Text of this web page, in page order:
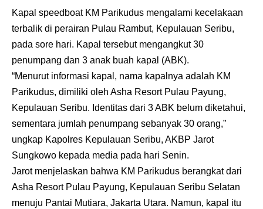
Kapal speedboat KM Parikudus mengalami kecelakaan
terbalik di perairan Pulau Rambut, Kepulauan Seribu,
pada sore hari. Kapal tersebut mengangkut 30
penumpang dan 3 anak buah kapal (ABK).
“Menurut informasi kapal, nama kapalnya adalah KM
Parikudus, dimiliki oleh Asha Resort Pulau Payung,
Kepulauan Seribu. Identitas dari 3 ABK belum diketahui,
sementara jumlah penumpang sebanyak 30 orang,”
ungkap Kapolres Kepulauan Seribu, AKBP Jarot
Sungkowo kepada media pada hari Senin.
Jarot menjelaskan bahwa KM Parikudus berangkat dari
Asha Resort Pulau Payung, Kepulauan Seribu Selatan
menuju Pantai Mutiara, Jakarta Utara. Namun, kapal itu